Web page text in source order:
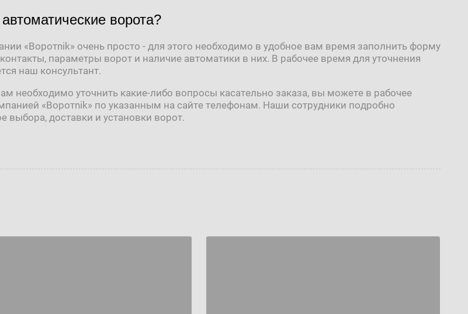
ворота?
«Воротnik» очень просто - для этого необходимо в удобное вам время заполнить форму
параметры ворот и наличие автоматики в них. В рабочее время для уточнения
наш консультант.
необходимо уточнить какие-либо вопросы касательно заказа, вы можете в рабочее
«Воротnik» по указанным на сайте телефонам. Наши сотрудники подробно
выбора, доставки и установки ворот.